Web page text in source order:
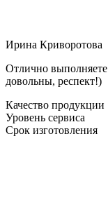
Ирина Криворотова
Отлично выполняете
довольны, респект!)
Качество продукции
Уровень сервиса
Срок изготовления